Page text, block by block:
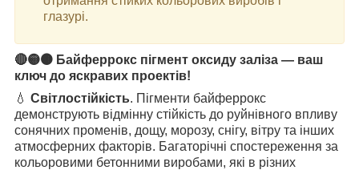
глазурі.
🔴🟡🟤 Байферрокс пігмент оксиду заліза — ваш
ключ до яскравих проектів!
💧 Світлостійкість. Пігменти байферрокс
демонструють відмінну стійкість до руйнівного впливу
сонячних променів, дощу, морозу, снігу, вітру та інших
атмосферних факторів. Багаторічні спостереження за
кольоровими бетонними виробами, які в різних